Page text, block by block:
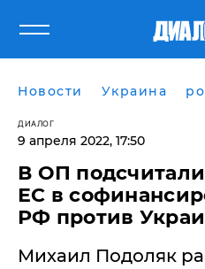
Новости Украина
ДИАЛОГ
9 апреля 2022, 17:50
В ОП
ЕС в
РФ против
Михаил Подоляк